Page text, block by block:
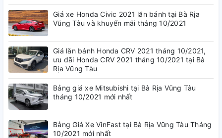
Giá xe Honda Civic 2021 lăn bánh tại Bà Rịa
Vũng Tàu và khuyến mãi tháng 10/2021
Giá lăn bánh Honda CRV 2021 tháng 10/2021,
ưu đãi Honda CRV 2021 tháng 10/2021 tại Bà
Rịa Vũng Tàu
Bảng giá xe Mitsubishi tại Bà Rịa Vũng Tàu
tháng 10/2021 mới nhất
Bảng Giá Xe VinFast tại Bà Rịa Vũng Tàu Tháng
10/2021 mới nhất